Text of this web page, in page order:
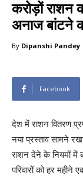
करोड़ों राशन
अनाज बांटने
By Dipanshi Pandey
Facebook
देश में राशन वितरण
नया प्रस्ताव सामने
राशन देने के नियमों में
परिवारों को हर महीने